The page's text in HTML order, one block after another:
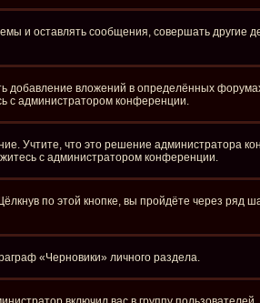
и оставлять сообщения, совершать другие
добавление вложений в определённых
с администратором конференции.
Учтите, что это решение администратора
с администратором конференции.
по этой кнопке, вы пройдёте через ряд
«Черновики» личного раздела.